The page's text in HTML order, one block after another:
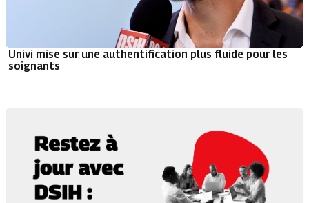
Univi mise sur une authentification plus fluide pour les
soignants